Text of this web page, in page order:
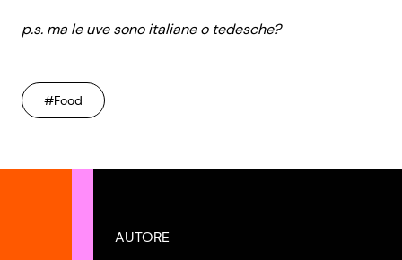
p.s. ma le uve sono italiane o tedesche?
#Food
AUTORE